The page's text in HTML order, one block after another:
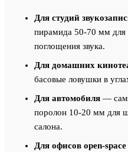
Для студий
пирамида 50-70 мм для
поглощения звука.
Для домашних
басовые ловушки в
Для автомобиля —
поролон 10-20 мм для
салона.
Для офисов open-space